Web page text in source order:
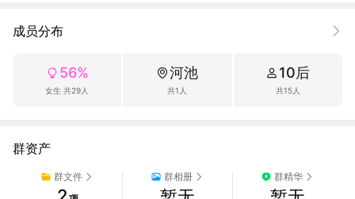
成员分布
56%
女生 共29人
河池
共1人
10后
共15人
群资产
群文件 群相册 群精华